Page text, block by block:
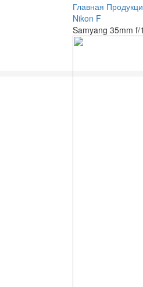
Главная
Nikon F
Samyang 35mm f/